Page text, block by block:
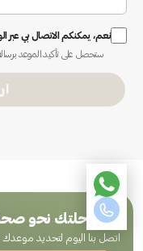
نعم، يمكنكم الاتصال بي عبر
ستحصل على تأكيد الموعد
ابدأ رحلتك نحو
اتصل بنا اليوم لتحديد